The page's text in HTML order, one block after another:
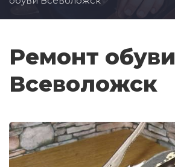
Ремонт обуви
Всеволожск